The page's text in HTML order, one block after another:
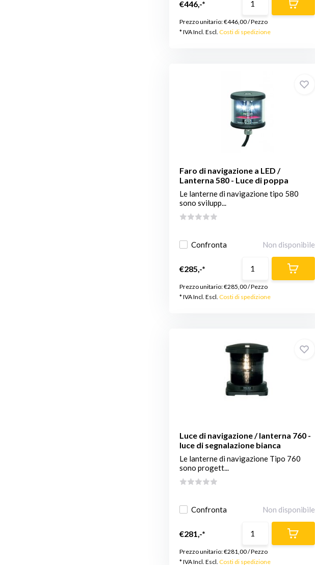
€446,-*
Prezzo unitario:€446,00/Pezzo
* IVA Incl. Escl. Costi di spedizione
Faro di navigazione a LED /
Lanterna 580 - Luce di poppa
Le lanterne di navigazione tipo 580
sono svilupp...
Confronta Non disponibile
€285,-*
Prezzo unitario:€285,00/Pezzo
* IVA Incl. Escl. Costi di spedizione
Luce di navigazione / lanterna 760 -
luce di segnalazione bianca
Le lanterne di navigazione Tipo 760
sono progett...
Confronta Non disponibile
€281,-*
Prezzo unitario:€281,00/Pezzo
* IVA Incl. Escl. Costi di spedizione